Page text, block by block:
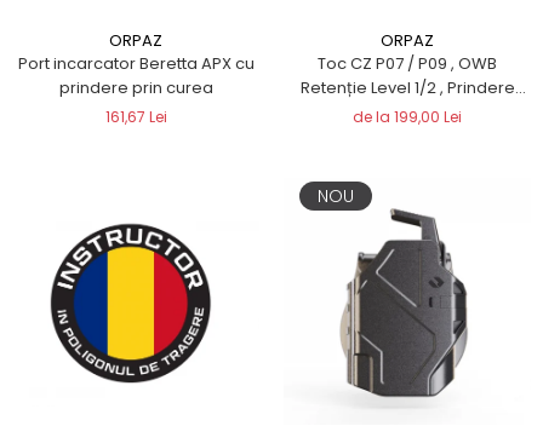
ORPAZ
Port incarcator Beretta APX cu
prindere prin curea
161,67 Lei
ORPAZ
Toc CZ P07 / P09 , OWB
Retenție Level 1/2 , Prindere
padelă
de la 199,00 Lei
NOU